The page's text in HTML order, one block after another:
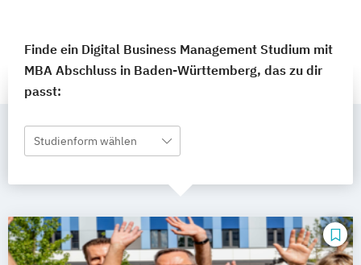
Finde ein Digital Business Management Studium mit
MBA Abschluss in Baden-Württemberg, das zu dir
passt:
Studienform wählen